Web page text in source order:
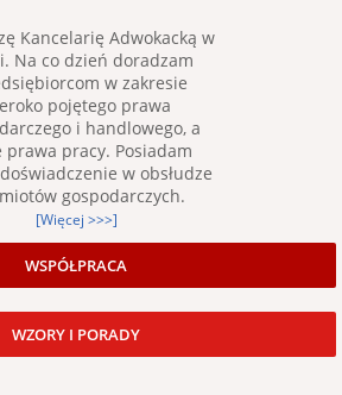
Kancelarię Adwokacką w
Na co dzień doradzam
w zakresie
pojętego prawa
i handlowego, a
prawa pracy. Posiadam
w obsłudze
gospodarczych.
[Więcej >>>]
WSPÓŁPRACA
WZORY I PORADY